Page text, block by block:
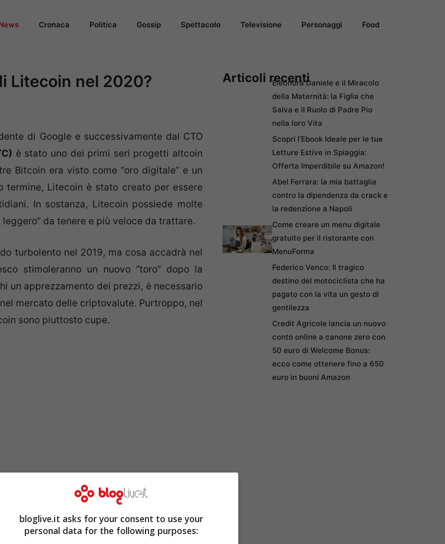
Cronaca Politica Gossip Spettacolo Televisione Personaggi Food
Litecoin nel 2020?
di Google e successivamente dal CTO
è stato uno dei primi seri progetti altcoin
Bitcoin era visto come “oro digitale” e un
termine, Litecoin è stato creato per essere
In sostanza, Litecoin possiede molte
da tenere e più veloce da trattare.
turbolento nel 2019, ma cosa accadrà nel
stimoleranno un nuovo “toro” dopo la
un apprezzamento dei prezzi, è necessario
mercato delle criptovalute. Purtroppo, nel
sono piuttosto cupe.
risorsa digitale più performante del 2019
di circa 145 dollari. Tuttavia, la tendenza al
è durata. Una grave tendenza al ribasso
a circa 49 dollari. In termini di Bitcoin, le
Articoli recentiEleonora Daniele e il Miracolo
della Maternità: la Figlia che
Salva e il Ruolo di Padre Pio
nella loro Vita
Scopri l’Ebook Ideale per le tue
Letture Estive in Spiaggia:
Offerta Imperdibile su Amazon!
Abel Ferrara: la mia battaglia
contro la dipendenza da crack e
la redenzione a Napoli
Come creare un menu digitale
gratuito per il ristorante con
MenuForma
Federico Venco: Il tragico
destino del motociclista che ha
pagato con la vita un gesto di
gentilezza
Credit Agricole lancia un nuovo
conto online a canone zero con
50 euro di Welcome Bonus:
ecco come ottenere fino a 650
euro in buoni Amazon
bloglive.it asks for your consent to use your
personal data for the following purposes: